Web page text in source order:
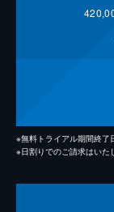
※無料トライアル期間終了
※日割りでのご請求はいた